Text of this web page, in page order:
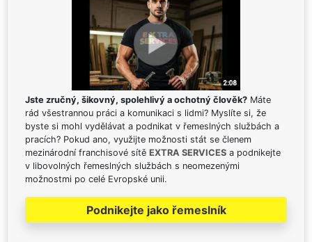
Jste zručný, šikovný, spolehlivý a ochotný člověk? Máte
rád všestrannou práci a komunikaci s lidmi? Myslíte si, že
byste si mohl vydělávat a podnikat v řemeslných službách a
pracích? Pokud ano, využijte možnosti stát se členem
mezinárodní franchisové sítě EXTRA SERVICES a podnikejte
v libovolných řemeslných službách s neomezenými
možnostmi po celé Evropské unii.
Podnikejte jako řemeslník